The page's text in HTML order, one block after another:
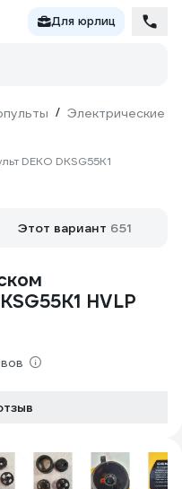
Для юрлиц
/ Электрические
DEKO DKSG55K1
Этот вариант 651
HVLP